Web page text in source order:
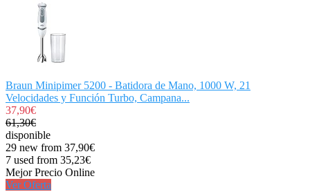
Braun Minipimer 5200 - Batidora de Mano, 1000 W, 21
Velocidades y Función Turbo, Campana...
37,90€
61,30€
disponible
29 new from 37,90€
7 used from 35,23€
Mejor Precio Online
Ver Oferta